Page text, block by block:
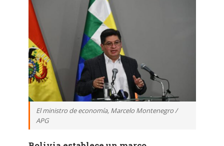
El ministro de economía, Marcelo Montenegro /
APG